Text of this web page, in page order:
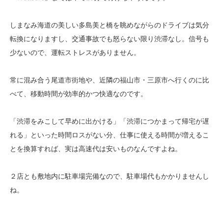
しまなみ海道の美しい多島美と橋を眺めながらのドライブは気分
転換になりますし、交通事故でも怒らない限り渋滞なし。信号も
少ないので、運転ストレスがありません。
常に混み合う尾道市街地や、近隣の福山市・三原市へ行くのに比
べて、移動時間が効率的かつ快適なのです。
「渋滞をみこして早めに出かける」「渋滞につかまって帰宅が遅
れる」といった時間ロスがない分、仕事に使える時間が増えるこ
とを換算すれば、実は高速代は安いものなんですよね。
２店とも敷地内に駐車場完備なので、駐車場代もかかりませんし
ね。